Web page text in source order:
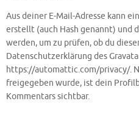
Aus deiner E-Mail-Adresse kann
erstellt (auch Hash genannt) und
werden, um zu prüfen, ob du
Datenschutzerklärung des
https://automattic.com/privacy/.
freigegeben wurde, ist dein
Kommentars sichtbar.